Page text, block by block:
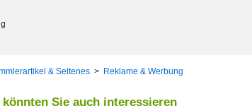
& Seltenes > Reklame & Werbung
Sie auch interessieren